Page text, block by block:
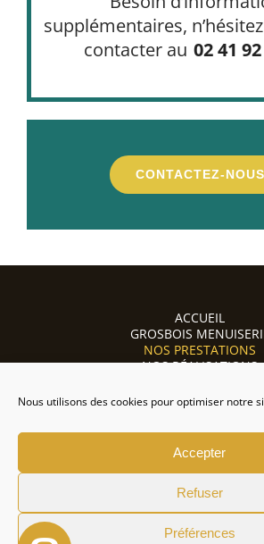
Nous utilisons des cookies pour optimiser notre
Accepter
Refuser
Préférences
supplémentaires,
contacter au 02 41
CONTACTEZ-NOUS
ACCUEIL
GROSBOIS
NOS PRESTATIONS
NOS RÉALISATIONS
GROSBOIS MENUISERIE|